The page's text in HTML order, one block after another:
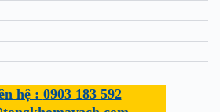
hệ : 0903 183 592